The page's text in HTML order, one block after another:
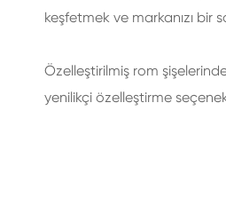
keşfetmek ve markanızı bir
Özelleştirilmiş rom
yenilikçi özelleştirme